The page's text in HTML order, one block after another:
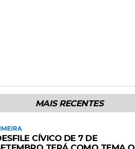
MAIS RECENTES
CÍVICO DE 7 DE